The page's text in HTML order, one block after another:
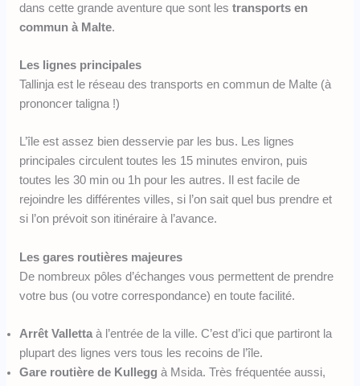
dans cette grande aventure que sont les transports en
commun à Malte.
Les lignes principales
Tallinja est le réseau des transports en commun de Malte (à
prononcer taligna !)
L’île est assez bien desservie par les bus. Les lignes
principales circulent toutes les 15 minutes environ, puis
toutes les 30 min ou 1h pour les autres. Il est facile de
rejoindre les différentes villes, si l’on sait quel bus prendre et
si l’on prévoit son itinéraire à l’avance.
Les gares routières majeures
De nombreux pôles d’échanges vous permettent de prendre
votre bus (ou votre correspondance) en toute facilité.
Arrêt Vallettaà l’entrée de la ville. C’est d’ici que partiront la
plupart des lignes vers tous les recoins de l’île.
Gare routière de Kullegg à Msida. Très fréquentée aussi,